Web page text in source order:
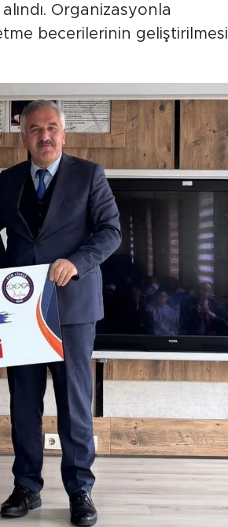
Organizasyonla
becerilerinin geliştirilmesi